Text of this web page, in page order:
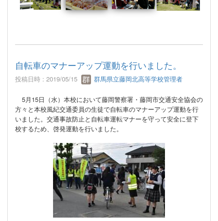
自転車のマナーアップ運動を行いました。
投稿日時 : 2019/05/15 群馬県立藤岡北高等学校管理者
5月 15日（水）本校において藤岡警察署・藤岡市交通安全協会の
方々と本校風紀交通委員の生徒で自転車のマナーアップ運動を行
いました。交通事故防止と自転車運転マナーを守って安全に登下
校するため、啓発運動を行いました。